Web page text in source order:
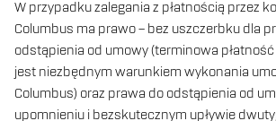
W przypadku zalegania z płatnością przez
Columbus ma prawo – bez uszczerbku dla
odstąpienia od umowy (terminowa
jest niezbędnym warunkiem wykonania
Columbus) oraz prawa do odstąpienia od
upomnieniu i bezskutecznym upływie